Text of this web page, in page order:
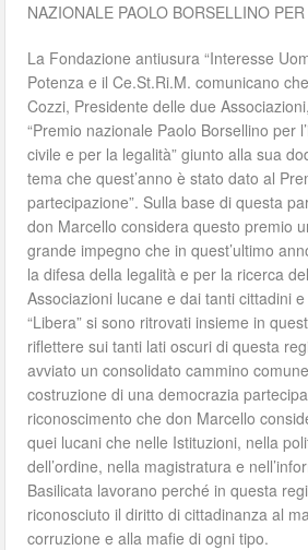
NAZIONALE PAOLO BORSELLINO
La Fondazione antiusura “Interesse
Potenza e il Ce.St.Ri.M. comunicano
Cozzi, Presidente delle due
“Premio nazionale Paolo Borsellino per
civile e per la legalità” giunto alla sua
tema che quest’anno è stato dato al
partecipazione”. Sulla base di questa
don Marcello considera questo premio
grande impegno che in quest’ultimo
la difesa della legalità e per la ricerca
Associazioni lucane e dai tanti cittadini
“Libera” si sono ritrovati insieme in
riflettere sui tanti lati oscuri di questa
avviato un consolidato cammino
costruzione di una democrazia
riconoscimento che don Marcello
quei lucani che nelle Istituzioni, nella
dell’ordine, nella magistratura e
Basilicata lavorano perché in questa
riconosciuto il diritto di cittadinanza al
corruzione e alla mafie di ogni tipo.